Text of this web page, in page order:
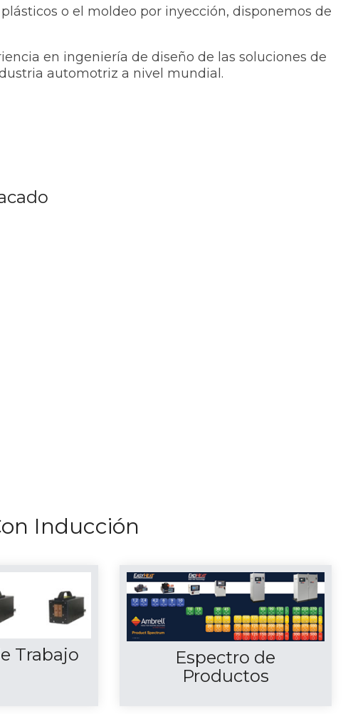
o el moldeo por inyección, disponemos de
en ingeniería de diseño de las soluciones de
automotriz a nivel mundial.
Inducción
Trabajo
Espectro de
Productos